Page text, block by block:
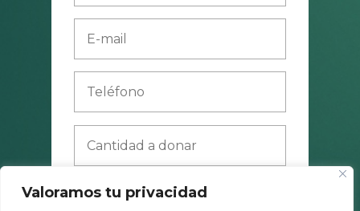
Valoramos tu privacidad
He leído y aceptola política de privacidad